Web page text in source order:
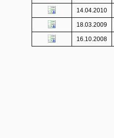
14.04.2010
18.03.2009
16.10.2008